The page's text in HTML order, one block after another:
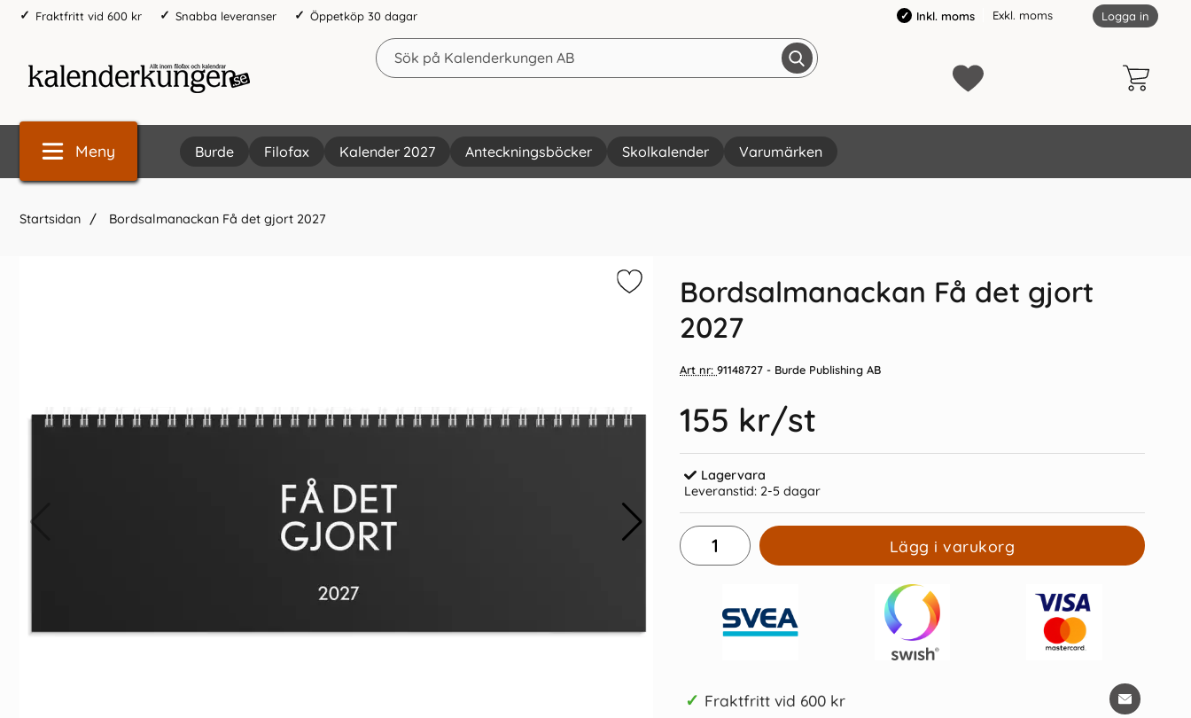
Fraktfritt vid 600 kr Snabba leveranser Öppetköp 30 dagar Inkl. moms Exkl. moms Logga in
Meny Burde Filofax Kalender 2027 Anteckningsböcker Skolkalender Varumärken
Startsidan Bordsalmanackan Få det gjort 2027
Vi rekommenderar
Väggkalender Color 2026
159 kr/st
Liten Bordskalender Elegant 2026
Kalender 2026 Stor Plankalender
spiralbunden
Stor Bordskalender med flik 2026
39 kr/st
Köp
Bordsalmanackan Få det gjort
2027
Art nr: 91148727 - Burde Publishing AB
155 kr/st
Lagervara
Leveranstid: 2-5 dagar
Lägg i varukorg
✓ Fraktfritt vid 600 kr